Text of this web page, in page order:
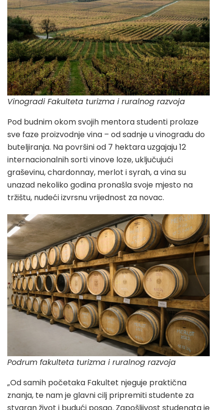
Vinogradi Fakulteta turizma i ruralnog razvoja
Pod budnim okom svojih mentora studenti prolaze
sve faze proizvodnje vina – od sadnje u vinogradu do
buteljiranja. Na površini od 7 hektara uzgajaju 12
internacionalnih sorti vinove loze, uključujući
graševinu, chardonnay, merlot i syrah, a vina su
unazad nekoliko godina pronašla svoje mjesto na
tržištu, nudeći izvrsnu vrijednost za novac.​
Podrum fakulteta turizma i ruralnog razvoja
„Od samih početaka Fakultet njeguje praktična
znanja, te nam je glavni cilj pripremiti studente za
stvaran život i budući posao. Zapošljivost studenata je